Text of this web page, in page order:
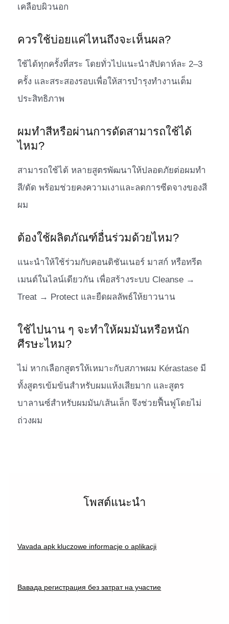
เคลือบผิวนอก
ควรใช้บ่อยแค่ไหนถึงจะเห็นผล?
ใช้ได้ทุกครั้งที่สระ โดยทั่วไปแนะนำสัปดาห์ละ 2–3
ครั้ง และสระสองรอบเพื่อให้สารบำรุงทำงานเต็ม
ประสิทธิภาพ
ผมทำสีหรือผ่านการดัดสามารถใช้ได้
ไหม?
สามารถใช้ได้ หลายสูตรพัฒนาให้ปลอดภัยต่อผมทำ
สี/ดัด พร้อมช่วยคงความเงาและลดการซีดจางของสี
ผม
ต้องใช้ผลิตภัณฑ์อื่นร่วมด้วยไหม?
แนะนำให้ใช้ร่วมกับคอนดิชันเนอร์ มาสก์ หรือทรีต
เมนต์ในไลน์เดียวกัน เพื่อสร้างระบบ Cleanse →
Treat → Protect และยืดผลลัพธ์ให้ยาวนาน
ใช้ไปนาน ๆ จะทำให้ผมมันหรือหนัก
ศีรษะไหม?
ไม่ หากเลือกสูตรให้เหมาะกับสภาพผม Kérastase มี
ทั้งสูตรเข้มข้นสำหรับผมแห้งเสียมาก และสูตร
บาลานซ์สำหรับผมมัน/เส้นเล็ก จึงช่วยฟื้นฟูโดยไม่
ถ่วงผม
โพสต์แนะนำ
Vavada apk kluczowe informacje o aplikacji
Вавада регистрация без затрат на участие